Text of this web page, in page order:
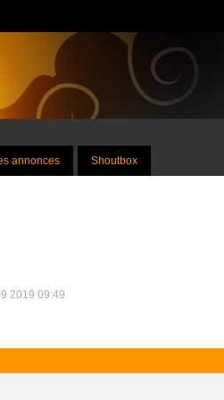
annonces Shoutbox
2019 09:49